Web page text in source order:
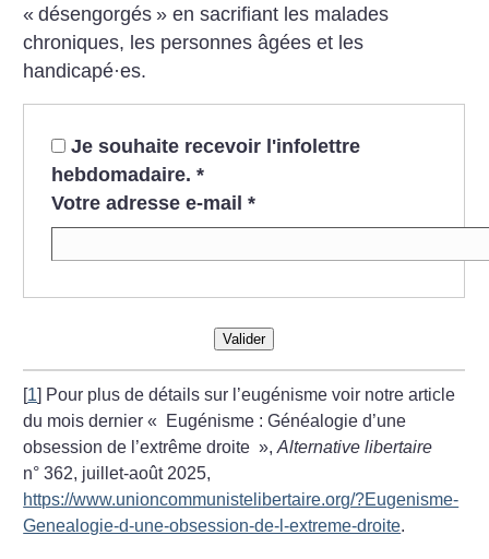
« désengorgés » en sacrifiant les malades
chroniques, les personnes âgées et les
handicapé·es.
Je souhaite recevoir l'infolettre
hebdomadaire. *
Votre adresse e-mail *
Valider
[1] Pour plus de détails sur l’eugénisme voir notre article
du mois dernier «
Eugénisme : Généalogie d’une
obsession de l’extrême droite »,Alternative libertaire
n° 362, juillet-août 2025,
https://www.unioncommunistelibertaire.org/?Eugenisme-
Genealogie-d-une-obsession-de-l-extreme-droite.